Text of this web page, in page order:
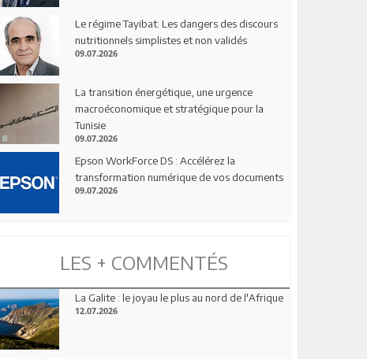
Le régime Tayibat: Les dangers des discours
nutritionnels simplistes et non validés
09.07.2026
La transition énergétique, une urgence
macroéconomique et stratégique pour la
Tunisie
09.07.2026
Epson WorkForce DS : Accélérez la
transformation numérique de vos documents
09.07.2026
LES + COMMENTÉS
La Galite : le joyau le plus au nord de l'Afrique
12.07.2026